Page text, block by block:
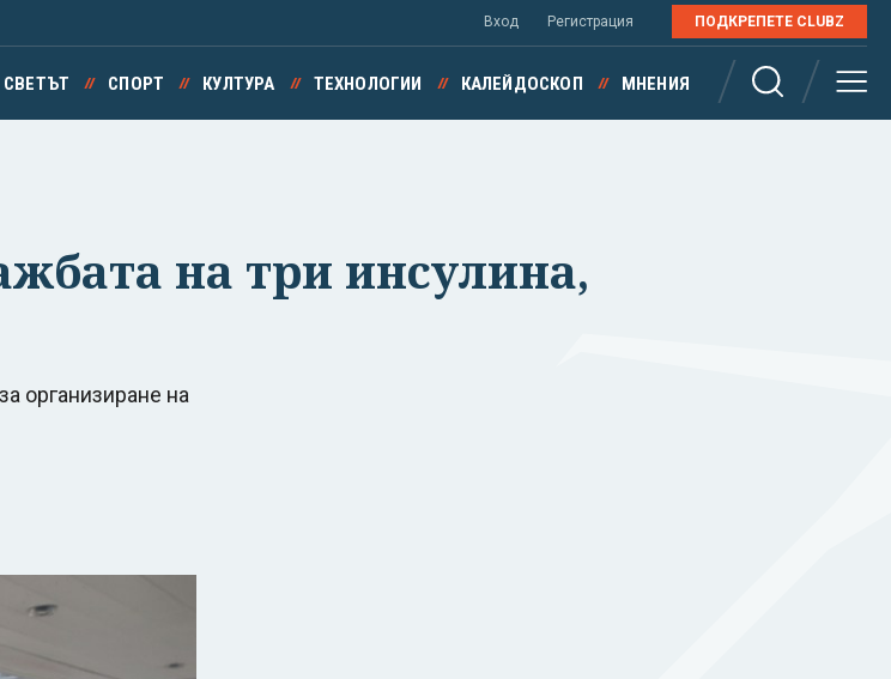
Вход Регистрация ПОДКРЕПЕТЕ CLUBZ
СВЕТЪТ СПОРТ КУЛТУРА ТЕХНОЛОГИИ КАЛЕЙДОСКОП МНЕНИЯ
на три инсулина,
организиране на